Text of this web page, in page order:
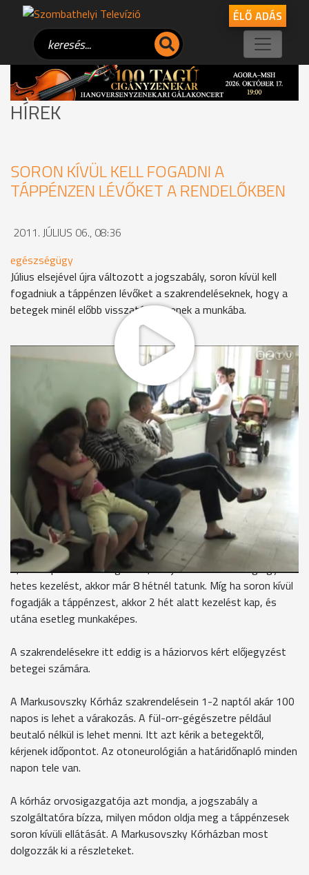
ÉLŐ ADÁS
HÍREK
SORON KÍVÜL KELL FOGADNI A
TÁPPÉNZEN LÉVŐKET A RENDELŐKBEN
2011. JÚLIUS 06., 08:36
egészségügy
Július elsejével újra változott a jogszabály, soron kívül kell
fogadniuk a táppénzen lévőket a szakrendeléseknek, hogy a
betegek minél előbb visszatérhessenek a munkába.
Tavaly az év első öt hónapjában átlagosan 22, idén pedig 21
napig voltak táppénzen a Vas megyeiek. A táppénz szabályai
az elmúlt négy évben folyamatosan szigorodtak, ebből
adódik, hogy 2011-ben 50 millióval kevesebbet fizettek ki
ilyen jogcímen, mint egy évvel korábban.
A Rumi úti rendelőben dolgozó háziorvosok még nem kaptak
hivatalos értesítést az új rendszerről. Péter doktor azt
mondja, eddig esetenként több hetet kellett várni egy-egy
szakorvosi vizsgálatra, emiatt sokszor hosszúra nyúlt a
keresőképtelenség.
Dr. Péter László háziorvos
1,5 hónapot vár a vizsgálatra, ott javasolnak esetleg egy két
hetes kezelést, akkor már 8 hétnél tatunk. Míg ha soron kívül
fogadják a táppénzest, akkor 2 hét alatt kezelést kap, és
utána esetleg munkaképes.
A szakrendelésekre itt eddig is a háziorvos kért előjegyzést
betegei számára.
A Markusovszky Kórház szakrendelésein 1-2 naptól akár 100
napos is lehet a várakozás. A fül-orr-gégészetre például
beutaló nélkül is lehet menni. Itt azt kérik a betegektől,
kérjenek időpontot. Az otoneurológián a határidőnapló minden
napon tele van.
A kórház orvosigazgatója azt mondja, a jogszabály a
szolgáltatóra bízza, milyen módon oldja meg a táppénzesek
soron kívüli ellátását. A Markusovszky Kórházban most
dolgozzák ki a részleteket.